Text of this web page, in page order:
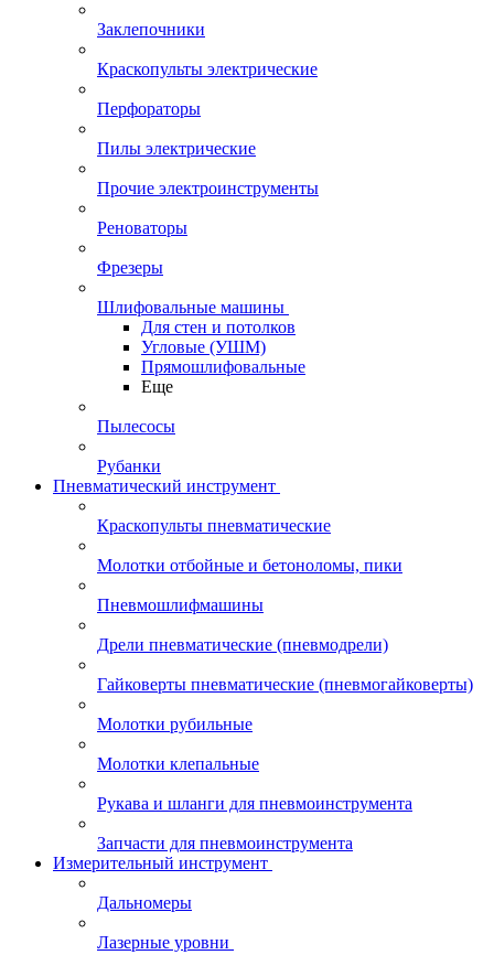
Заклепочники
Краскопульты электрические
Перфораторы
Пилы электрические
Прочие электроинструменты
Реноваторы
Фрезеры
Шлифовальные машины
Для стен и потолков
Угловые (УШМ)
Прямошлифовальные
Еще
Пылесосы
Рубанки
Пневматический инструмент
Краскопульты пневматические
Молотки отбойные и бетоноломы, пики
Пневмошлифмашины
Дрели пневматические (пневмодрели)
Гайковерты пневматические (пневмогайковерты)
Молотки рубильные
Молотки клепальные
Рукава и шланги для пневмоинструмента
Запчасти для пневмоинструмента
Измерительный инструмент
Дальномеры
Лазерные уровни